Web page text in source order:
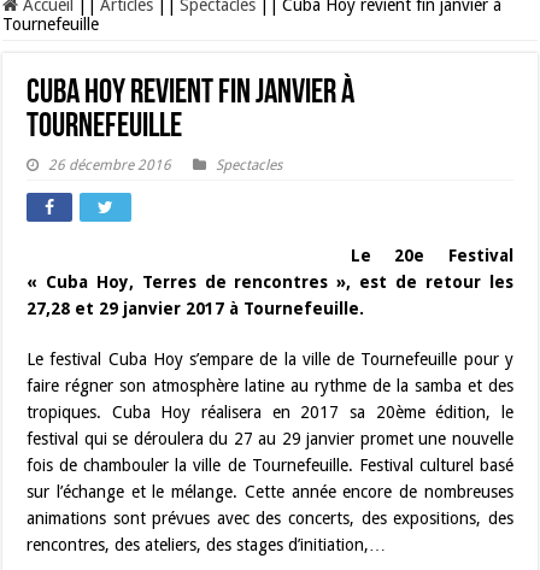
Accueil Articles Spectacles
Cuba Hoy revient fin janvier à
Tournefeuille
Cuba Hoy revient fin janvier à
Tournefeuille
26 décembre 2016 Spectacles
Le 20e Festival
« Cuba Hoy, Terres de rencontres », est de retour les
27,28 et 29 janvier 2017 à Tournefeuille.
Le festival Cuba Hoy s’empare de la ville de Tournefeuille pour y
faire régner son atmosphère latine au rythme de la samba et des
tropiques. Cuba Hoy réalisera en 2017 sa 20ème édition, le
festival qui se déroulera du 27 au 29 janvier promet une nouvelle
fois de chambouler la ville de Tournefeuille. Festival culturel basé
sur l’échange et le mélange. Cette année encore de nombreuses
animations sont prévues avec des concerts, des expositions, des
rencontres, des ateliers, des stages d’initiation,…